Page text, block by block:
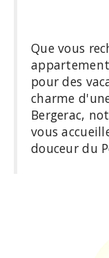
Que vous
pour des
charme
Bergerac,
vous
douceur du